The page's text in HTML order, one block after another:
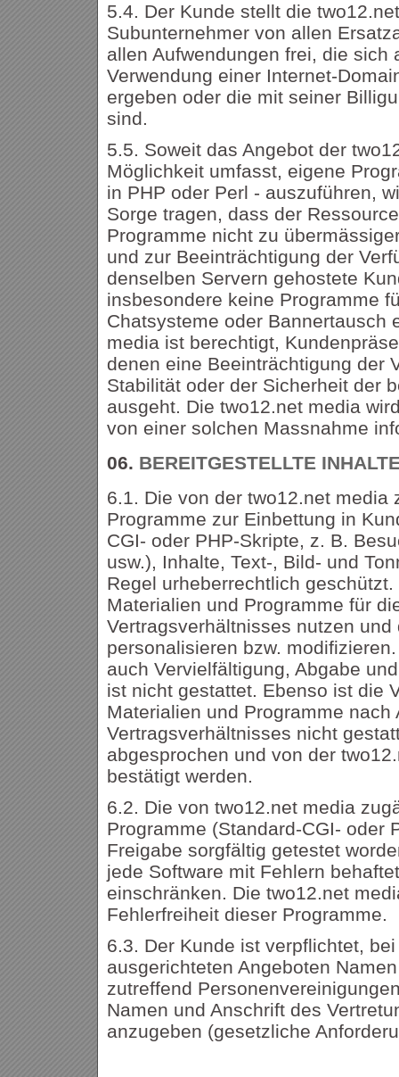
5.4. Der Kunde stellt die
Subunternehmer von allen
allen Aufwendungen frei, die sich
Verwendung einer Internet-
ergeben oder die mit seiner
sind.
5.5. Soweit das Angebot der
Möglichkeit umfasst, eigene
in PHP oder Perl - auszuführen,
Sorge tragen, dass der
Programme nicht zu
und zur Beeinträchtigung der
denselben Servern gehostete
insbesondere keine Programme
Chatsysteme oder Bannertausch
media ist berechtigt,
denen eine Beeinträchtigung der
Stabilität oder der Sicherheit der
ausgeht. Die two12.net media
von einer solchen Massnahme
06. BEREITGESTELLTE
6.1. Die von der two12.net media
Programme zur Einbettung in
CGI- oder PHP-Skripte, z. B.
usw.), Inhalte, Text-, Bild- und
Regel urheberrechtlich
Materialien und Programme für
Vertragsverhältnisses nutzen
personalisieren bzw.
auch Vervielfältigung, Abgabe
ist nicht gestattet. Ebenso ist die
Materialien und Programme nach
Vertragsverhältnisses nicht
abgesprochen und von der
bestätigt werden.
6.2. Die von two12.net media
Programme (Standard-CGI- oder
Freigabe sorgfältig getestet
jede Software mit Fehlern
einschränken. Die two12.net
Fehlerfreiheit dieser Programme.
6.3. Der Kunde ist verpflichtet,
ausgerichteten Angeboten
zutreffend
Namen und Anschrift des
anzugeben (gesetzliche